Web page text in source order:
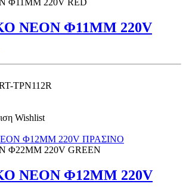
Φ11ΜΜ 220V RED
ΝΕΟΝ Φ11ΜΜ 220V
TPN112R
Wishlist
Φ22ΜΜ 220V GREEN
ΝΕΟΝ Φ12ΜΜ 220V